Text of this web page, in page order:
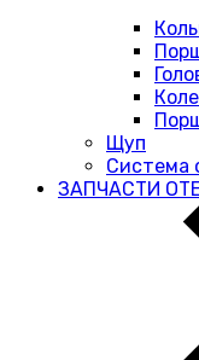
Щуп
Система
ЗАПЧАСТИ